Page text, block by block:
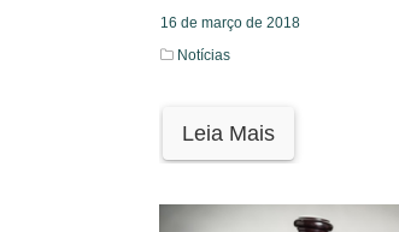
16 de março de 2018
Notícias
Leia Mais